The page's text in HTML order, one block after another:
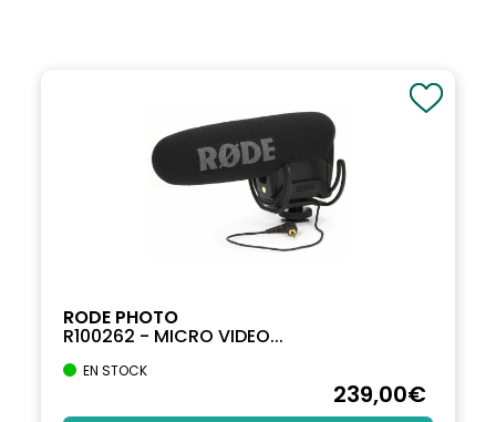
RODE PHOTO
R100262 - MICRO VIDEO...
EN STOCK
239,00€